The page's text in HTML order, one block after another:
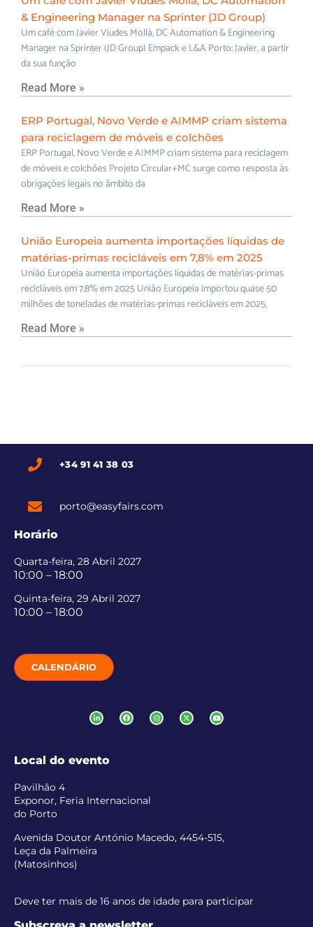
& Engineering Manager na Sprinter (JD Group)
Um café com Javier Viudes Mollá, DC Automation & Engineering
Manager na Sprinter (JD Group) Empack e L&A Porto: Javier, a partir
da sua função
Read More »
ERP Portugal, Novo Verde e AIMMP criam sistema
para reciclagem de móveis e colchões
ERP Portugal, Novo Verde e AIMMP criam sistema para reciclagem
de móveis e colchões Projeto Circular+MC surge como resposta às
obrigações legais no âmbito da
Read More »
União Europeia aumenta importações líquidas de
matérias-primas recicláveis em 7,8% em 2025
União Europeia aumenta importações líquidas de matérias-primas
recicláveis em 7,8% em 2025 União Europeia importou quase 50
milhões de toneladas de matérias-primas recicláveis em 2025,
Read More »
+34 91 41 38 03
porto@easyfairs.com
Horário
Quarta-feira, 28 Abril 2027
10:00 – 18:00
Quinta-feira, 29 Abril 2027
10:00 – 18:00
CALENDÁRIO
Local do evento
Pavilhão 4
Exponor, Feria Internacional
do Porto
Avenida Doutor António Macedo, 4454-515,
Leça da Palmeira
(Matosinhos)
Deve ter mais de 16 anos de idade para participar